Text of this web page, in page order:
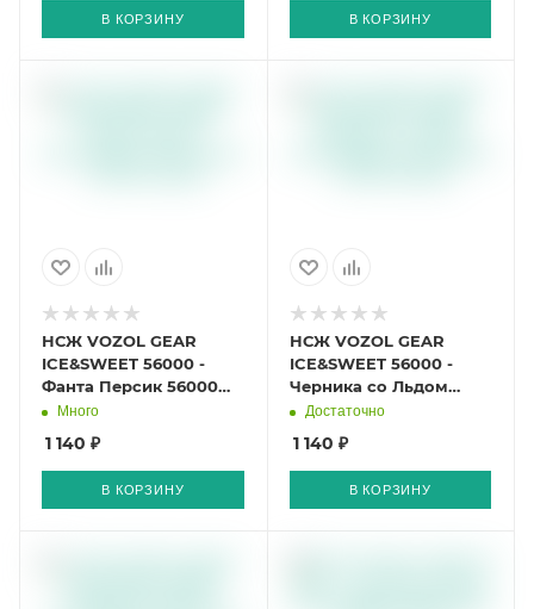
В КОРЗИНУ В КОРЗИНУ
НСЖ VOZOL GEAR
ICE&SWEET 56000 -
Фанта Персик 56000
затяжек
Много
1 140 ₽
В КОРЗИНУ
НСЖ VOZOL GEAR
ICE&SWEET 56000 -
Черника со Льдом
56000 затяжек
Достаточно
1 140 ₽
В КОРЗИНУ